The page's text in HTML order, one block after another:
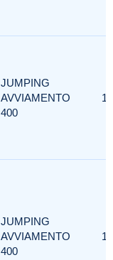
JUMPING
AVVIAMENTO
400
1
JUMPING
AVVIAMENTO
400
1